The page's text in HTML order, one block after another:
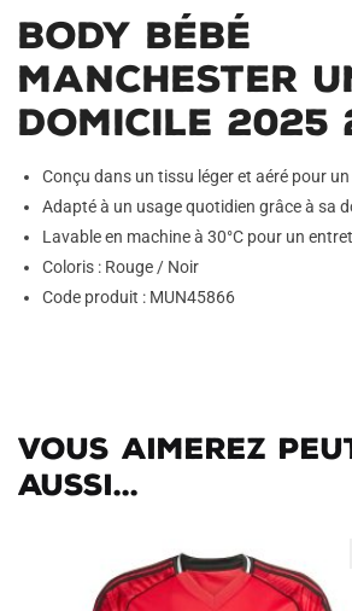
Body Bébé
Manchester
Domicile 2025
Conçu dans un tissu léger et aéré pour
Adapté à un usage quotidien grâce à sa
Lavable en machine à 30°C pour un
Coloris : Rouge / Noir
Code produit : MUN45866
Vous aimerez
aussi...